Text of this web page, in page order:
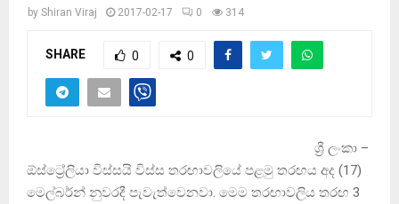
by Shiran Viraj 2017-02-17 0 314
SHARE 0 0
ශ්‍රී ලංකා –
ඕස්ට්‍රේලියා විස්සයි විස්ස තරඟාවලියේ පළමු තරඟය අද (17)
මෙල්බර්න් නුවරදී පැවැත්වෙනවා. මෙම තරඟාවලිය තරඟ 3